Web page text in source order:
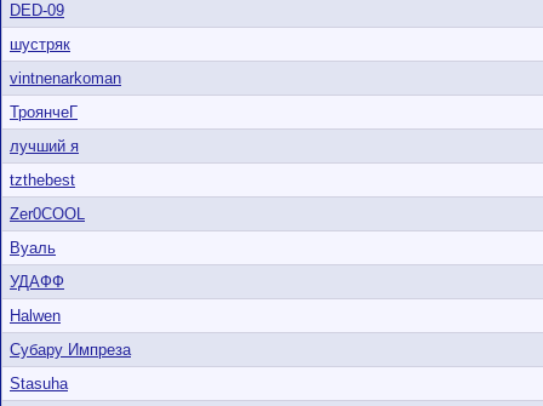
DED-09
шустряк
vintnenarkoman
ТроянчеГ
лучший я
tzthebest
Zer0COOL
Вуаль
УДАФФ
Halwen
Субару Импреза
Stasuha